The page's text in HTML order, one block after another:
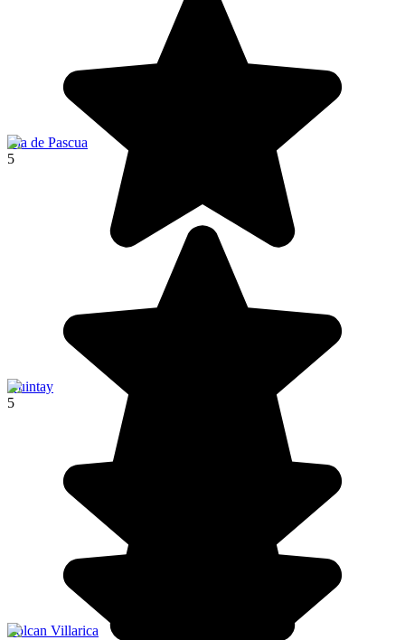
Isla de Pascua
5
Quintay
5
Volcan Villarica